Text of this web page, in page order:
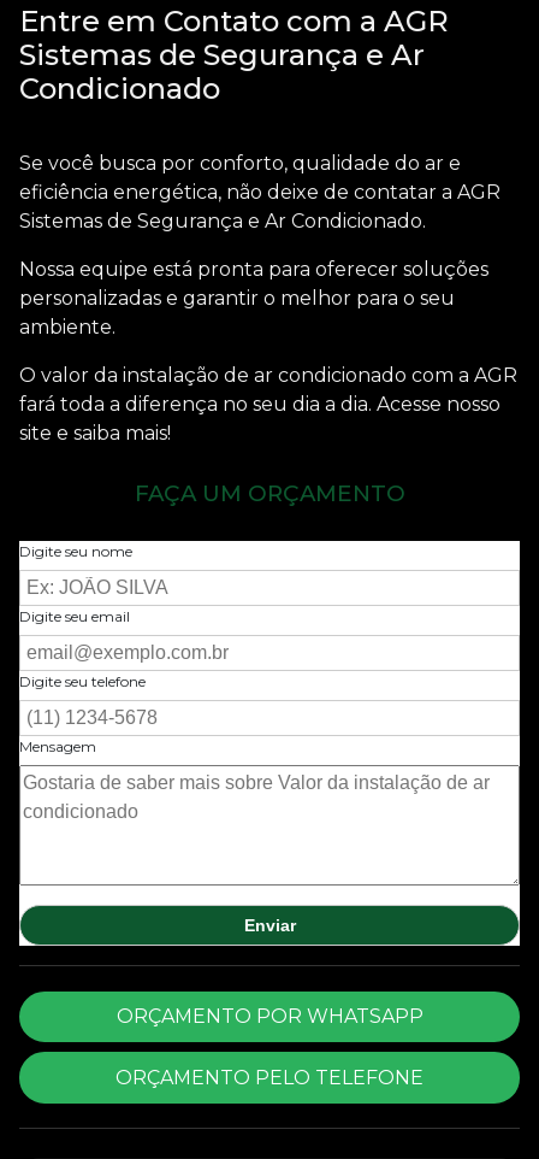
Entre em Contato com a AGR
Sistemas de Segurança e Ar
Condicionado
Se você busca por conforto, qualidade do ar e
eficiência energética, não deixe de contatar a AGR
Sistemas de Segurança e Ar Condicionado.
Nossa equipe está pronta para oferecer soluções
personalizadas e garantir o melhor para o seu
ambiente.
O valor da instalação de ar condicionado com a AGR
fará toda a diferença no seu dia a dia. Acesse nosso
site e saiba mais!
FAÇA UM ORÇAMENTO
Digite seu nome
Digite seu email
Digite seu telefone
Mensagem
ORÇAMENTO POR WHATSAPP
ORÇAMENTO PELO TELEFONE